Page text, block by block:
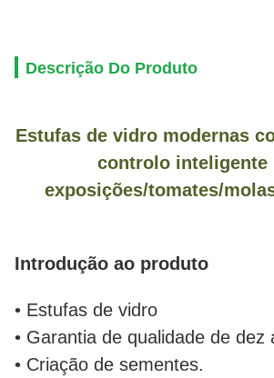
Descrição Do Produto
Estufas de vidro modernas
controlo inteligente
exposições/tomates/
Introdução ao produto
• Estufas de vidro
• Garantia de qualidade de dez
• Criação de sementes.